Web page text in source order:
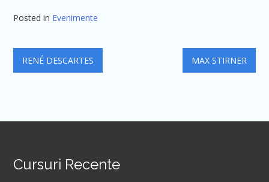
Posted in Evenimente
Navigare
în
RENÉ DESCARTES MAX STIRNER
Cursuri Recente